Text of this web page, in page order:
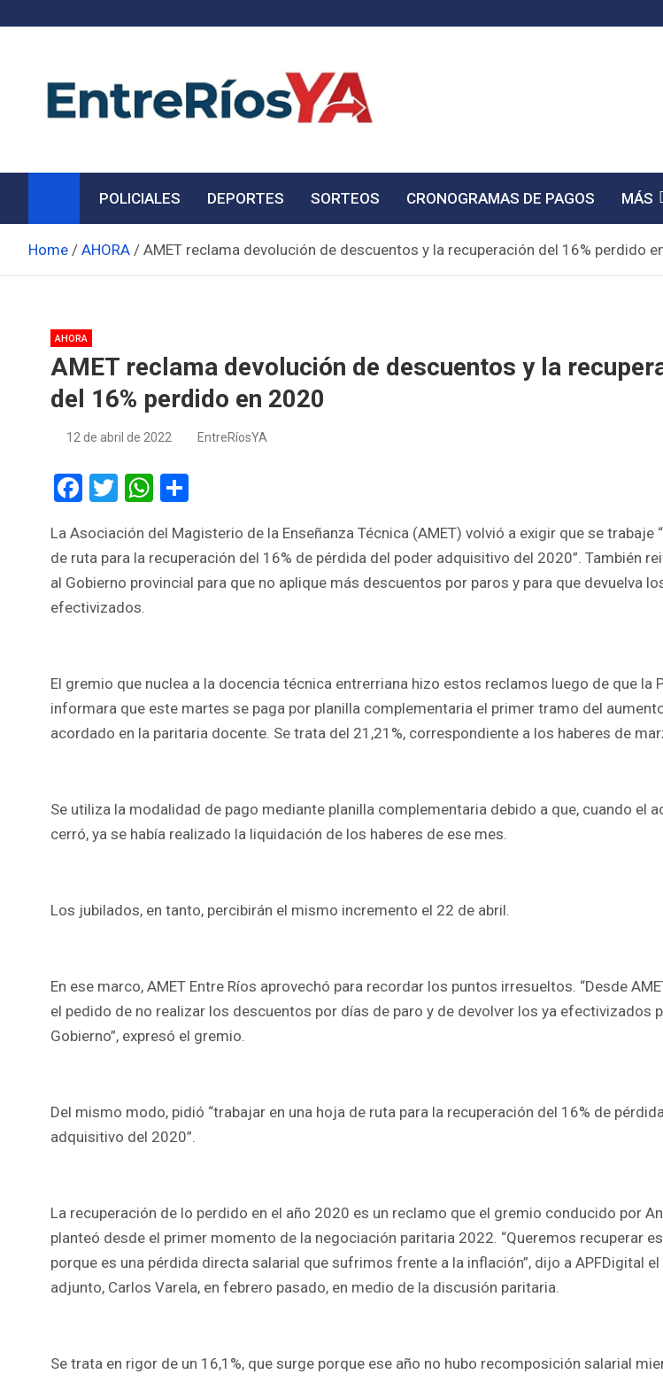
Noticias de Entre Ríos
POLICIALES DEPORTES SORTEOS CRONOGRAMAS DE PAGOS MÁS
Home AHORA AMET reclama devolución de descuentos y la recuperación del 16% perdido
AHORA
AMET reclama devolución de descuentos y la
del 16% perdido en 2020
12 de abril de 2022 EntreRíosYA
F
ce
b
o
T
tt
er
W
at
s
ar
e
La Asociación del Magisterio de la Enseñanza Técnica (AMET) volvió a exigir que se trabaje
de ruta para la recuperación del 16% de pérdida del poder adquisitivo del 2020”. También
al Gobierno provincial para que no aplique más descuentos por paros y para que devuelva
efectivizados.
El gremio que nuclea a la docencia técnica entrerriana hizo estos reclamos luego de que la
informara que este martes se paga por planilla complementaria el primer tramo del
acordado en la paritaria docente. Se trata del 21,21%, correspondiente a los haberes de
Se utiliza la modalidad de pago mediante planilla complementaria debido a que, cuando el
cerró, ya se había realizado la liquidación de los haberes de ese mes.
Los jubilados, en tanto, percibirán el mismo incremento el 22 de abril.
En ese marco, AMET Entre Ríos aprovechó para recordar los puntos irresueltos. “Desde
el pedido de no realizar los descuentos por días de paro y de devolver los ya efectivizados
Gobierno”, expresó el gremio.
Del mismo modo, pidió “trabajar en una hoja de ruta para la recuperación del 16% de
adquisitivo del 2020”.
La recuperación de lo perdido en el año 2020 es un reclamo que el gremio conducido por
planteó desde el primer momento de la negociación paritaria 2022. “Queremos recuperar
porque es una pérdida directa salarial que sufrimos frente a la inflación”, dijo a APFDigital
adjunto, Carlos Varela, en febrero pasado, en medio de la discusión paritaria.
Se trata en rigor de un 16,1%, que surge porque ese año no hubo recomposición salarial